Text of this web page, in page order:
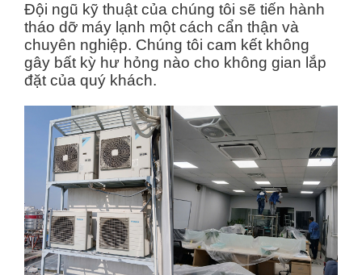
Đội ngũ kỹ thuật của chúng tôi sẽ tiến hành
tháo dỡ máy lạnh một cách cẩn thận và
chuyên nghiệp. Chúng tôi cam kết không
gây bất kỳ hư hỏng nào cho không gian lắp
đặt của quý khách.